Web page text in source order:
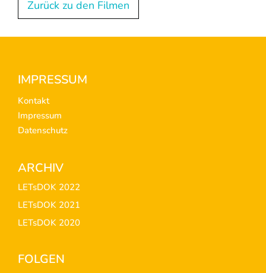
Zurück zu den Filmen
Footer
IMPRESSUM
Kontakt
Impressum
Datenschutz
ARCHIV
LETsDOK 2022
LETsDOK 2021
LETsDOK 2020
FOLGEN